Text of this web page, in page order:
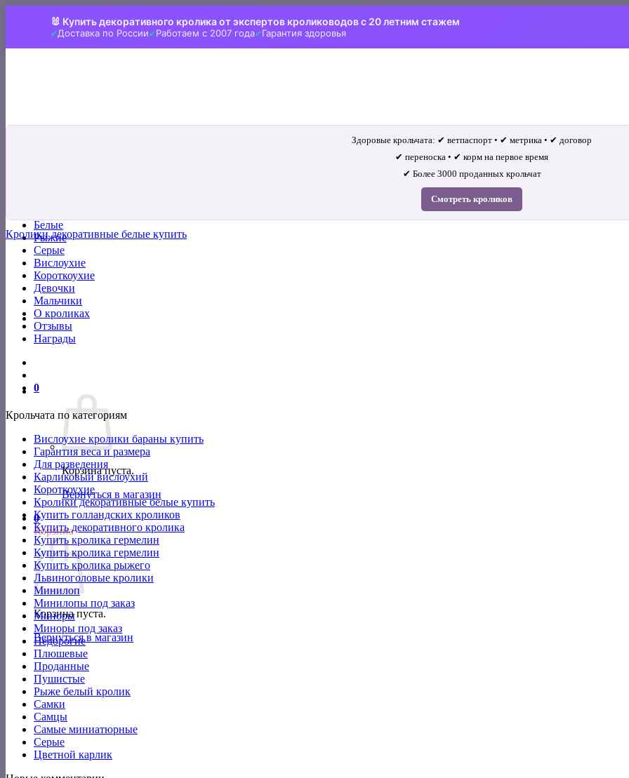
🐰 Купить декоративного кролика от экспертов кролиководов с 20 летним стажем
Доставка по России Работаем с 2007 года Гарантия здоровья
Белые
Рыжие
Серые
Вислоухие
Короткоухие
Девочки
Мальчики
О кроликах
Отзывы
Награды
0
Корзина пуста.
Вернуться в магазин
0
Корзина
Корзина пуста.
Вернуться в магазин
Здоровые крольчата: ✔ ветпаспорт • ✔ метрика • ✔ договор
✔ переноска • ✔ корм на первое время
✔ Более 3000 проданных крольчат
Смотреть кроликов
Кролики декоративные белые купить
Крольчата по категориям
Вислоухие кролики бараны купить
Гарантия веса и размера
Для разведения
Карликовый вислоухий
Короткоухие
Кролики декоративные белые купить
Купить голландских кроликов
Купить декоративного кролика
Купить кролика гермелин
Купить кролика гермелин
Купить кролика рыжего
Львиноголовые кролики
Минилоп
Минилопы под заказ
Миноры
Миноры под заказ
Недорогие
Плюшевые
Проданные
Пушистые
Рыже белый кролик
Самки
Самцы
Самые миниатюрные
Серые
Цветной карлик